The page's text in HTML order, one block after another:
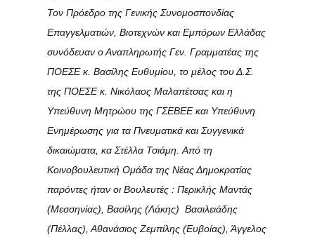
Τον Πρόεδρο της Γενικής Συνομοσπονδίας
Επαγγελματιών, Βιοτεχνών και Εμπόρων Ελλάδας
συνόδευαν ο Αναπληρωτής Γεν. Γραμματέας της
ΠΟΕΣΕ κ. Βασίλης Ευθυμίου, το μέλος του Δ.Σ.
της ΠΟΕΣΕ κ. Νικόλαος Μαλαπέτσας και η
Υπεύθυνη Μητρώου της ΓΣΕΒΕΕ και Υπεύθυνη
Ενημέρωσης για τα Πνευματικά και Συγγενικά
δικαιώματα, κα Στέλλα Τσιάμη. Από τη
Κοινοβουλευτική Ομάδα της Νέας Δημοκρατίας
παρόντες ήταν οι Βουλευτές : Περικλής Μαντάς
(Μεσσηνίας), Βασίλης (Λάκης) Βασιλειάδης
(Πέλλας), Αθανάσιος Ζεμπίλης (Ευβοίας), Άγγελος